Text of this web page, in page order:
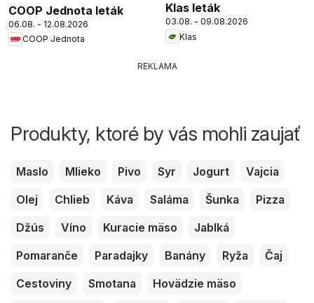
COOP Jednota leták
06.08. - 12.08.2026
COOP Jednota
Klas leták
03.08. - 09.08.2026
Klas
REKLAMA
Produkty, ktoré by vás mohli zaujať
Maslo Mlieko Pivo Syr Jogurt
Vajcia
Olej
Chlieb Káva Saláma Šunka
Pizza
Džús
Víno Kuracie mäso
Jablká
Pomaranče
Paradajky Banány Ryža
Čaj
Cestoviny
Smotana
Hovädzie mäso